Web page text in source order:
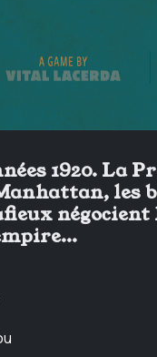
1920. La
les